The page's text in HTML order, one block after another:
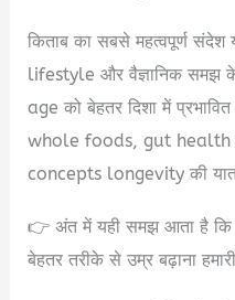
किताब का सबसे महत्वपूर्ण
lifestyle और वैज्ञानिक समझ
age को बेहतर दिशा में
whole foods, gut
concepts longevity की
👉 अंत में यही समझ आता है कि
बेहतर तरीके से उम्र बढ़ाना